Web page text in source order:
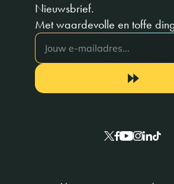
Nieuwsbrief.
Met waardevolle en toffe